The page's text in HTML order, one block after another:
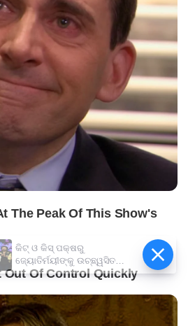
କିଟ୍‍ ଓ କିସ୍‍ ପକ୍ଷରୁ
ଜ୍ୟୋତିର୍ମୟୀଙ୍କୁ ଉଚ୍ଛ୍ୱସିତ
ସମ୍ବର୍ଦ୍ଧନା; ୫ଲକ୍ଷ ଟଙ୍କାର